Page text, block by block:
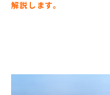
解説します。